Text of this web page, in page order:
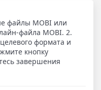
файлы MOBI или
файла MOBI. 2.
формата и
кнопку
завершения